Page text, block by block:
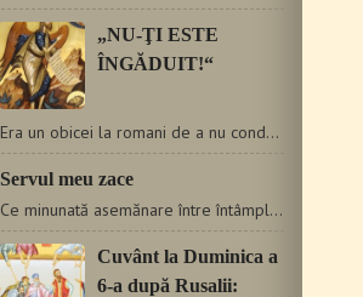
„NU-ŢI ESTE
ÎNGĂDUIT!“
Era un obicei la romani de a nu condamna şi a nu executa pe…
Servul meu zace
Ce minunată asemănare între întâmplarea din această evanghelie…
Cuvânt la Duminica a
6-a după Rusalii: